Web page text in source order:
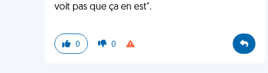
voit pas que ça en est".
0 0